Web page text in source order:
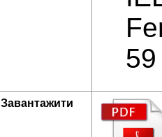
Завантажити